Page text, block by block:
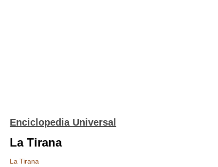
Enciclopedia Universal
La Tirana
La Tirana